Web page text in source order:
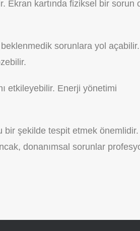
Ekran kartında fiziksel bir sorun
beklenmedik sorunlara yol açabilir.
etkileyebilir. Enerji yönetimi
bir şekilde tespit etmek önemlidir.
donanımsal sorunlar